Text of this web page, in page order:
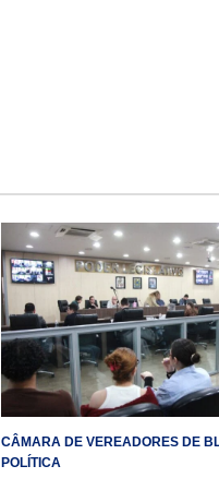
CÂMARA DE VEREADORES DE
POLÍTICA